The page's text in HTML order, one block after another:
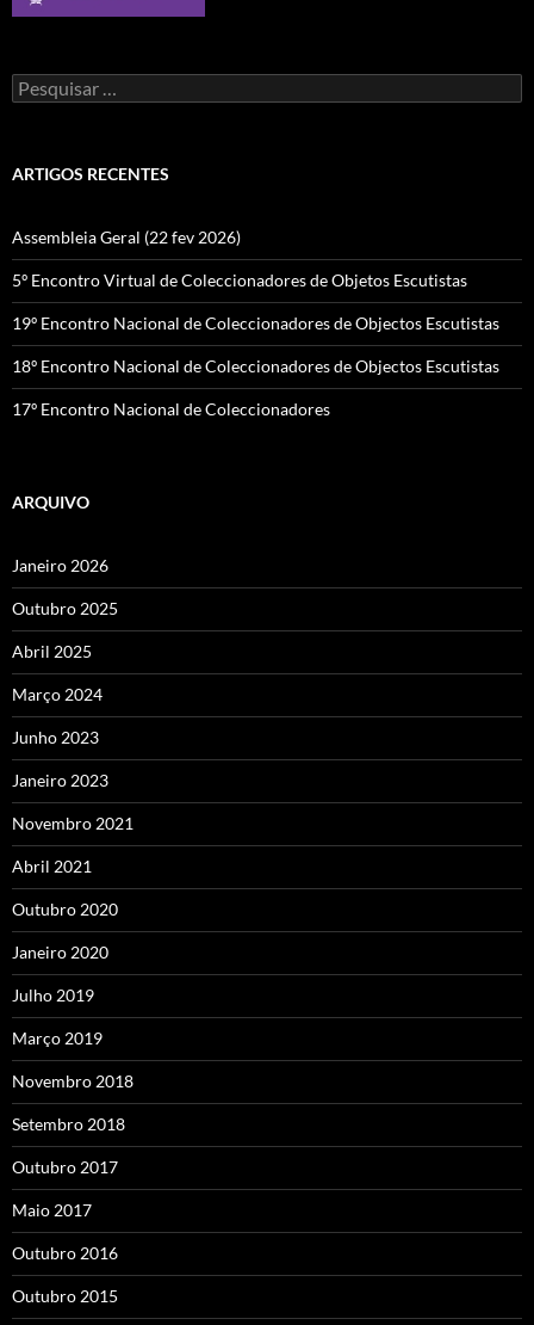
Pesquisar
por:
ARTIGOS RECENTES
Assembleia Geral (22 fev 2026)
5º Encontro Virtual de Coleccionadores de Objetos Escutistas
19º Encontro Nacional de Coleccionadores de Objectos Escutistas
18º Encontro Nacional de Coleccionadores de Objectos Escutistas
17º Encontro Nacional de Coleccionadores
ARQUIVO
Janeiro 2026
Outubro 2025
Abril 2025
Março 2024
Junho 2023
Janeiro 2023
Novembro 2021
Abril 2021
Outubro 2020
Janeiro 2020
Julho 2019
Março 2019
Novembro 2018
Setembro 2018
Outubro 2017
Maio 2017
Outubro 2016
Outubro 2015